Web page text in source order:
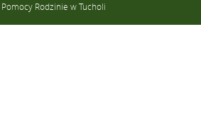
Rodzinie w Tucholi